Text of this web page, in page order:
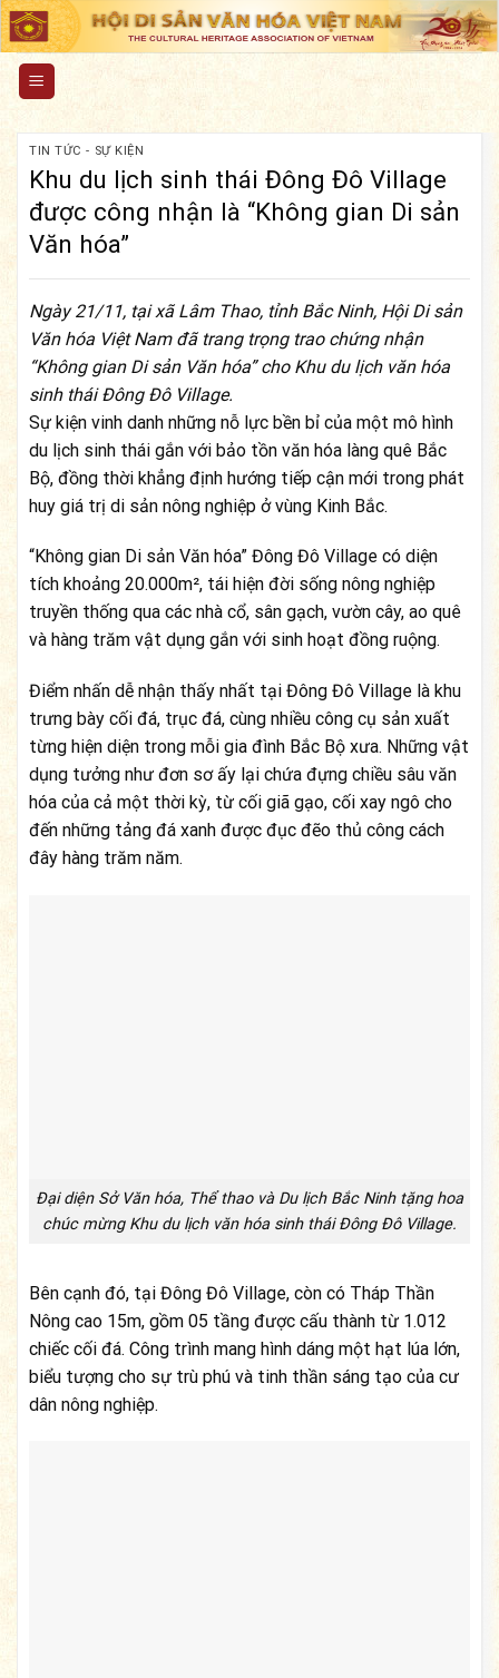
Skip
to
content
TIN TỨC - SỰ KIỆN
Khu du lịch sinh thái Đông Đô Village
được công nhận là “Không gian Di sản
Văn hóa”
Ngày 21/11, tại xã Lâm Thao, tỉnh Bắc Ninh, Hội Di sản
Văn hóa Việt Nam đã trang trọng trao chứng nhận
“Không gian Di sản Văn hóa” cho Khu du lịch văn hóa
sinh thái Đông Đô Village.
Sự kiện vinh danh những nỗ lực bền bỉ của một mô hình
du lịch sinh thái gắn với bảo tồn văn hóa làng quê Bắc
Bộ, đồng thời khẳng định hướng tiếp cận mới trong phát
huy giá trị di sản nông nghiệp ở vùng Kinh Bắc.
“Không gian Di sản Văn hóa” Đông Đô Village có diện
tích khoảng 20.000m², tái hiện đời sống nông nghiệp
truyền thống qua các nhà cổ, sân gạch, vườn cây, ao quê
và hàng trăm vật dụng gắn với sinh hoạt đồng ruộng.
Điểm nhấn dễ nhận thấy nhất tại Đông Đô Village là khu
trưng bày cối đá, trục đá, cùng nhiều công cụ sản xuất
từng hiện diện trong mỗi gia đình Bắc Bộ xưa. Những vật
dụng tưởng như đơn sơ ấy lại chứa đựng chiều sâu văn
hóa của cả một thời kỳ, từ cối giã gạo, cối xay ngô cho
đến những tảng đá xanh được đục đẽo thủ công cách
đây hàng trăm năm.
Đại diện Sở Văn hóa, Thể thao và Du lịch Bắc Ninh tặng hoa
chúc mừng Khu du lịch văn hóa sinh thái Đông Đô Village.
Bên cạnh đó, tại Đông Đô Village, còn có Tháp Thần
Nông cao 15m, gồm 05 tầng được cấu thành từ 1.012
chiếc cối đá. Công trình mang hình dáng một hạt lúa lớn,
biểu tượng cho sự trù phú và tinh thần sáng tạo của cư
dân nông nghiệp.